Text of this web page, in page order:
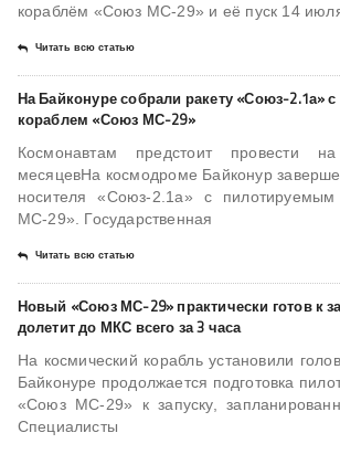
кораблём «Союз МС-29» и её пуск 14
Читать всю статью
На Байконуре собрали ракету «Союз-2.1а»
кораблем «Союз МС-29»
Космонавтам предстоит
месяцевНа космодроме Байконур
носителя «Союз-2.1а» с
МС-29». Государственная
Читать всю статью
Новый «Союз МС-29» практически готов к
долетит до МКС всего за 3 часа
На космический корабль установили
Байконуре продолжается подготовка
«Союз МС-29» к запуску,
Специалисты